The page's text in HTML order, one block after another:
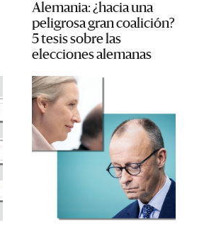
Alemania: ¿hacia una
peligrosa gran coalición?
5 tesis sobre las
elecciones alemanas